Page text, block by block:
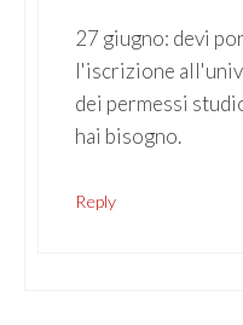
27 giugno: devi
l'iscrizione
dei permessi
hai bisogno.
Reply